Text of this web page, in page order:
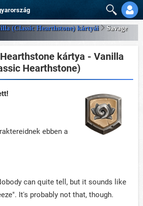
(Classic Hearthstone) kártyái
Savage
kártya - Vanilla
Hearthstone)
ebben a
can quite tell, but it sounds like
It's probably not that, though.